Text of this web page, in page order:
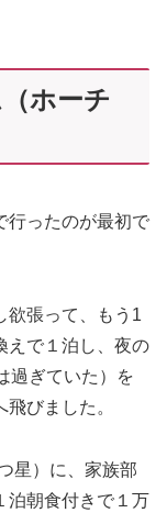
ホーチ
行ったのが最初で
欲張って、もう1
えで１泊し、夜の
過ぎていた）を
びました。
星）に、家族部
泊朝食付きで１万